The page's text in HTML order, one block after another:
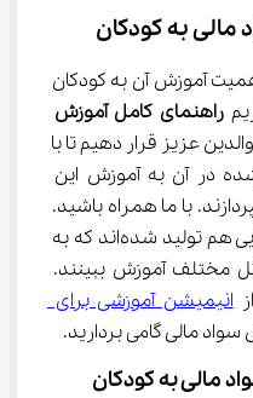
به کودکان
آموزش آن به کودکان
راهنمای کامل آموزش
والدین عزیز قرار دهیم تا با
ذکرشده در آن به آموزش این
با ما همراه باشید.
دقت کنید که امروز انیمیشن‌هایی هم تولید شده‌اند که به
در مسائل مختلف آموزش ببینند.
انیمیشن آموزشی برای
مالی گامی بردارید.
مالی به کودکان